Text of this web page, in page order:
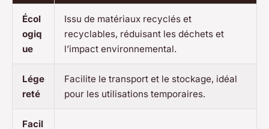
Écol
ogiq
ue
Issu de matériaux recyclés et
recyclables, réduisant les déchets et
l’impact environnemental.
Lége
reté
Facilite le transport et le stockage, idéal
pour les utilisations temporaires.
Facil